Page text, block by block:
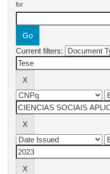
for
Current filters: